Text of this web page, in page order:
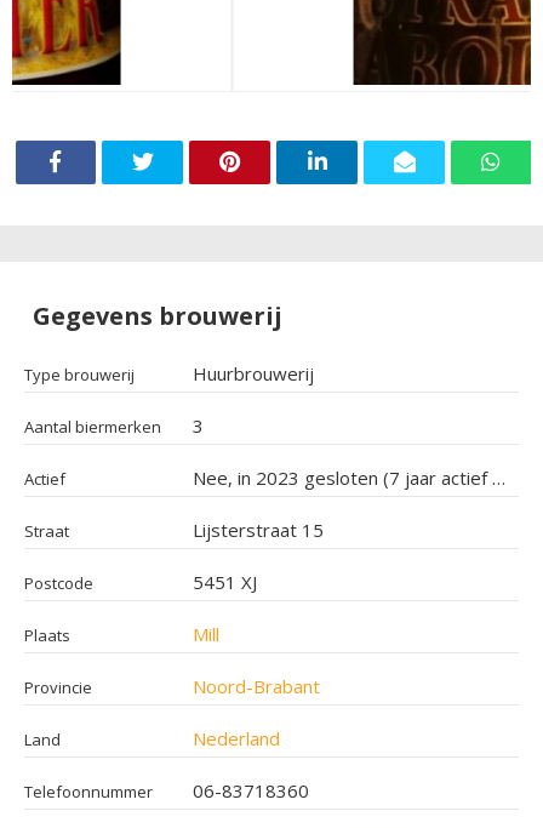
Gegevens brouwerij
Type brouwerij Huurbrouwerij
Aantal biermerken 3
Actief Nee, in 2023 gesloten (7 jaar actief geweest)
Straat Lijsterstraat 15
Postcode 5451 XJ
Plaats Mill
Provincie Noord-Brabant
Land Nederland
Telefoonnummer 06-83718360